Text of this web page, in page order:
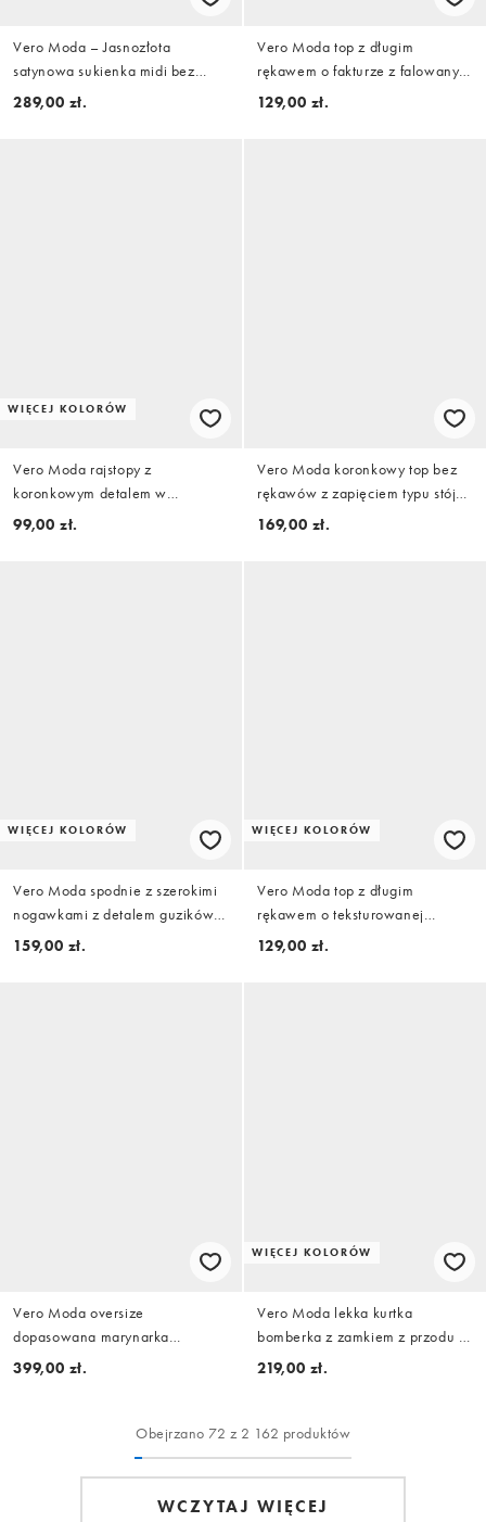
Vero Moda – Jasnozłota
satynowa sukienka midi bez
rękawów z odkrytymi plecami w
289,00 zł.
Vero Moda top z długim
rękawem o fakturze z falowanym
wykończeniem w czerni
129,00 zł.
WIĘCEJ KOLORÓW
Vero Moda rajstopy z
koronkowym detalem w
neutralnym kolorze
99,00 zł.
Vero Moda koronkowy top bez
rękawów z zapięciem typu stójka
w jasnoniebieskim kolorze
169,00 zł.
WIĘCEJ KOLORÓW
Vero Moda spodnie z szerokimi
nogawkami z detalem guzików
czarne
159,00 zł.
WIĘCEJ KOLORÓW
Vero Moda top z długim
rękawem o teksturowanej
fakturze z falowanym
129,00 zł.
Vero Moda oversize
dopasowana marynarka
kopertowa w czerni
399,00 zł.
WIĘCEJ KOLORÓW
Vero Moda lekka kurtka
bomberka z zamkiem z przodu w
kolorze czekoladowobrązowym
219,00 zł.
Obejrzano 72 z 2 162 produktów
WCZYTAJ WIĘCEJ